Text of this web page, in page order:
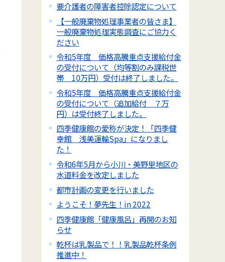
要介護者の障害者控除認定について
【一般廃棄物処理事業者の皆さま】
一般廃棄物処理実態調査にご協力く
ださい
令和5年度 価格高騰重点支援給付金
の受付について（均等割のみ課税世
帯 10万円）受付は終了しました。
令和5年度 価格高騰重点支援給付金
の受付について（追加給付 ７万
円）は受付終了しました。
四季健康館の愛称が決定！「四季健
幸館 浅美運輸Spa」になりまし
た！
令和6年5月から小川・美野里地区の
水道料金を改定しました
都市計画の変更を行いました
ようこそ！夢先生！in 2022
四季健康館「健康風呂」再開のお知
らせ
乾杯は乳製品で！！乳製品乾杯条例
推進中！